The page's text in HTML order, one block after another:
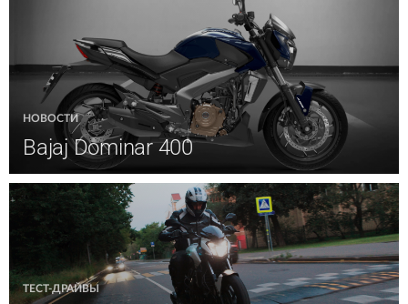
НОВОСТИ
Bajaj Dominar 400
ТЕСТ-ДРАЙВЫ